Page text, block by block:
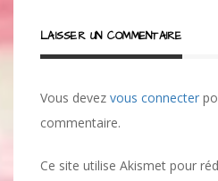
LAISSER UN COMMENTAIRE
Vous devez vous connecter
commentaire.
Ce site utilise Akismet pour